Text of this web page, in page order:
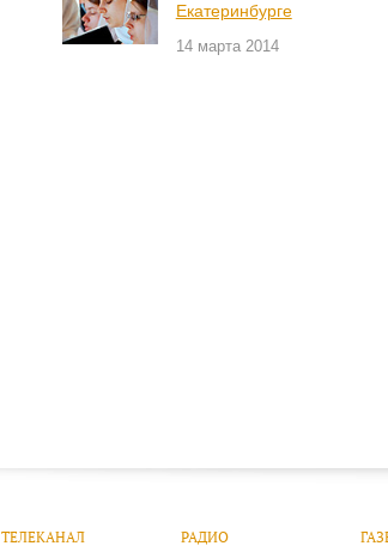
Екатеринбурге
14 марта 2014
ТЕЛЕКАНАЛ РАДИО